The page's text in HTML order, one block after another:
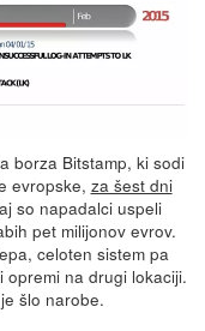
borza Bitstamp, ki sodi
evropske, za šest dni
so napadalci uspeli
pet milijonov evrov.
celoten sistem pa
na drugi lokaciji.
šlo narobe.